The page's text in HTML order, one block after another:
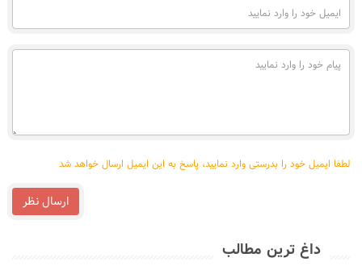
ایمیل
خود
وارد
نمایید
پیام
خود
لطفا ایمیل خود را بدرستی وارد نمایید، پاسخ به این ایمیل ارسال خواهد شد
ارسال نظر
داغ ترین مطالب